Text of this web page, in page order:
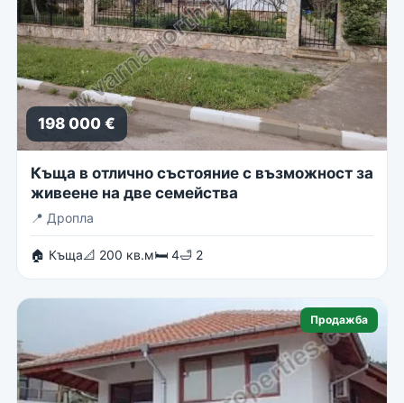
198 000 €
Къща в отлично състояние с възможност за
живеене на две семейства
📍 Дропла
🏠 Къща📐 200 кв.м🛏 4🛁 2
Продажба